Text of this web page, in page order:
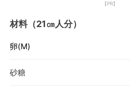
【PR】
材料（21㎝人分）
卵(M)
砂糖